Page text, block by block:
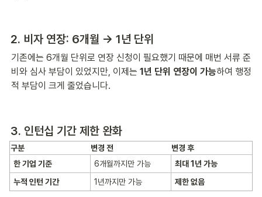
2. 비자 연장: 6개월 → 1년 단위
기존에는 6개월 단위로 연장 신청이 필요했기 때문에 매번 서류 준
비와 심사 부담이 있었지만, 이제는 1년 단위 연장이 가능하여 행정
적 부담이 크게 줄었습니다.
3. 인턴십 기간 제한 완화
구분 변경 전
변경 후
한 기업 기준
6개월까지만 가능
최대 1년 가능
누적 인턴 기간
1년까지만 가능 제한 없음